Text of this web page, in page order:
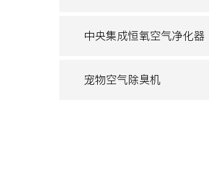
中央集成恒氧空气净化器
宠物空气除臭机